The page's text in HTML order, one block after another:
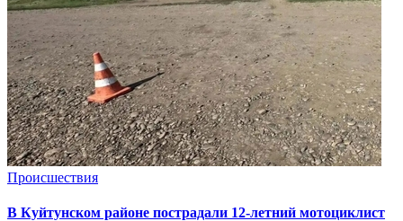
Происшествия
В Куйтунском районе пострадали 12-летний мотоциклист